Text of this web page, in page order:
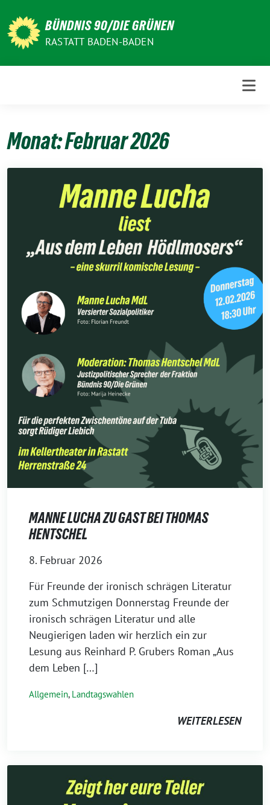
zum
Inhalt
BÜNDNIS 90/DIE GRÜNEN
RASTATT BADEN-BADEN
Monat:Februar 2026
MANNE LUCHA ZU GAST BEI THOMAS
HENTSCHEL
8. Februar 2026
Für Freunde der ironisch schrägen Literatur
zum Schmutzigen Donnerstag Freunde der
ironisch schrägen Literatur und alle
Neugierigen laden wir herzlich ein zur
Lesung aus Reinhard P. Grubers Roman „Aus
dem Leben […]
Allgemein, Landtagswahlen
WEITERLESEN